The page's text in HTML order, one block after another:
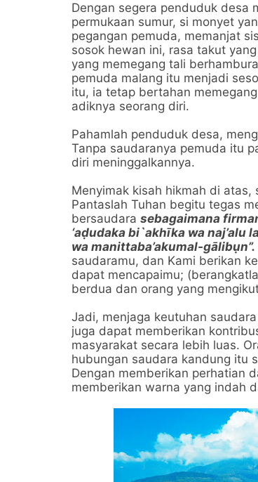
Dengan segera penduduk desa
permukaan sumur, si monyet
pegangan pemuda, memanjat
sosok hewan ini, rasa takut
yang memegang tali
pemuda malang itu menjadi
itu, ia tetap bertahan
adiknya seorang diri.
Pahamlah penduduk desa,
Tanpa saudaranya pemuda itu
diri meninggalkannya.
Menyimak kisah hikmah di
Pantaslah Tuhan begitu tegas
bersaudara sebagaimana
‘aḍudaka bi`akhīka wa
wa manittaba’akumal-gālibụn”.
saudaramu, dan Kami berikan
dapat mencapaimu;
berdua dan orang yang
Jadi, menjaga keutuhan
juga dapat memberikan
masyarakat secara lebih luas.
hubungan saudara kandung itu
Dengan memberikan perhatian
memberikan warna yang indah